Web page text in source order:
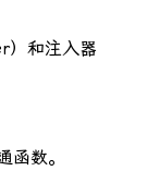
）和注入器
函数。